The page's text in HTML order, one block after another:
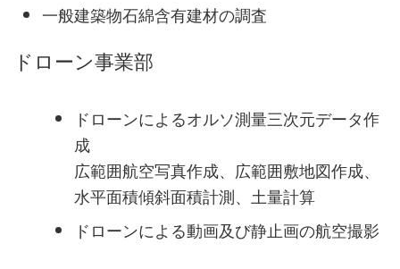
一般建築物石綿含有建材の調査
ドローン事業部
ドローンによるオルソ測量三次元データ作
成
広範囲航空写真作成、広範囲敷地図作成、
水平面積傾斜面積計測、土量計算
ドローンによる動画及び静止画の航空撮影